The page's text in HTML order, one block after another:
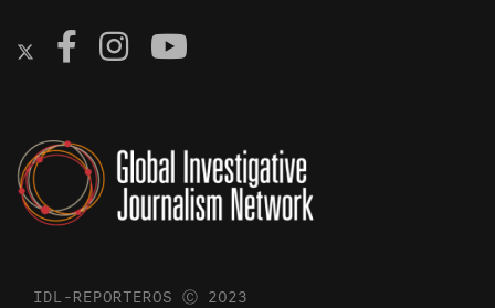
IDL-REPORTEROS Ⓒ 2023